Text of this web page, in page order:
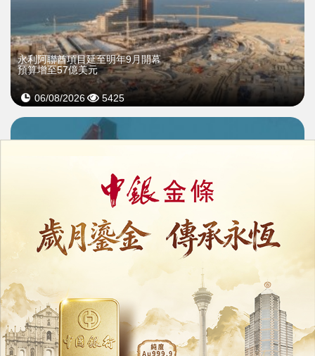
永利阿聯酋項目延至明年9月開幕
預算增至57億美元
06/08/2026 5425
永利阿聯酋第二合資項目
豪華酒店與住宅項目動工
30/07/2026 10913